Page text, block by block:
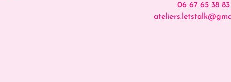
06 67 65 38 83